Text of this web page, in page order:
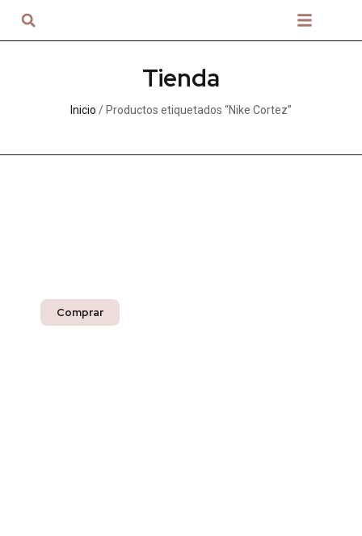
Tienda
Inicio / Productos etiquetados “Nike Cortez”
Comprar